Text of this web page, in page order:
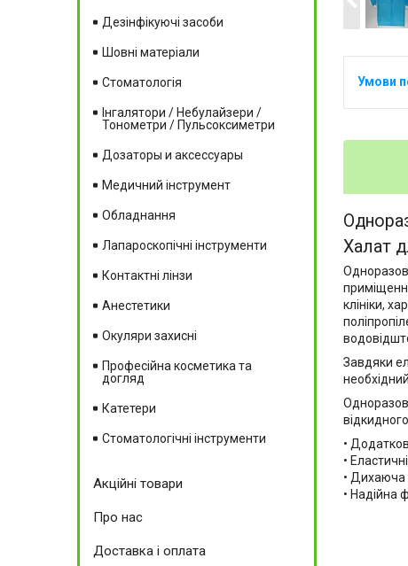
Халат
клініки,
Завдяки
•
•
• Дихаюча
• Надійна
Дезінфікуючі засоби
Шовні матеріали
Стоматологія
Інгалятори / Небулайзери /
Тонометри / Пульсоксиметри
Дозаторы и аксессуары
Медичний інструмент
Обладнання
Лапароскопічні інструменти
Контактні лінзи
Анестетики
Окуляри захисні
Професійна косметика та
догляд
Катетери
Стоматологічні інструменти
Акційні товари
Про нас
Доставка і оплата